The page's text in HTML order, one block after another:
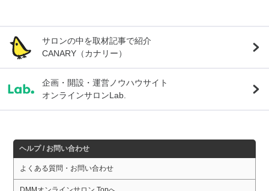
サロンの中を取材記事で紹介
CANARY（カナリー）
企画・開設・運営ノウハウサイト
オンラインサロンLab.
ヘルプ / お問い合わせ
よくある質問・お問い合わせ